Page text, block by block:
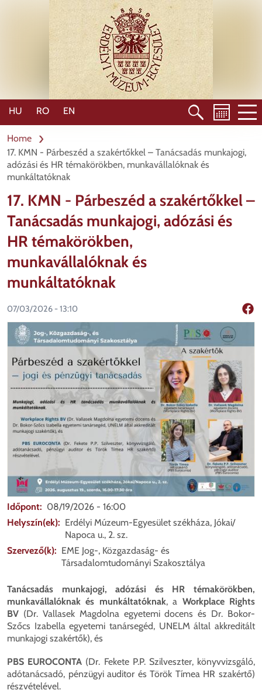
HU RO EN
Home
17. KMN - Párbeszéd a szakértőkkel – Tanácsadás munkajogi,
adózási és HR témakörökben, munkavállalóknak és
munkáltatóknak
17. KMN - Párbeszéd a szakértőkkel –
Tanácsadás munkajogi, adózási és
HR témakörökben,
munkavállalóknak és
munkáltatóknak
07/03/2026 - 13:10
Időpont
08/19/2026 - 16:00
Helyszín(ek)
Erdélyi Múzeum-Egyesület székháza, Jókai/
Napoca u., 2. sz.
Szervező(k)
EME Jog-, Közgazdaság- és
Társadalomtudományi Szakosztálya
Tanácsadás munkajogi, adózási és HR témakörökben,
munkavállalóknak és munkáltatóknak, a Workplace Rights
BV (Dr. Vallasek Magdolna egyetemi docens és Dr. Bokor-
Szőcs Izabella egyetemi tanársegéd, UNELM által akkreditált
munkajogi szakértők), és
PBS EUROCONTA (Dr. Fekete P.P. Szilveszter, könyvvizsgáló,
adótanácsadó, pénzügyi auditor és Török Tímea HR szakértő)
részvételével.